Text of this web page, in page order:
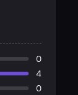
0
4
0